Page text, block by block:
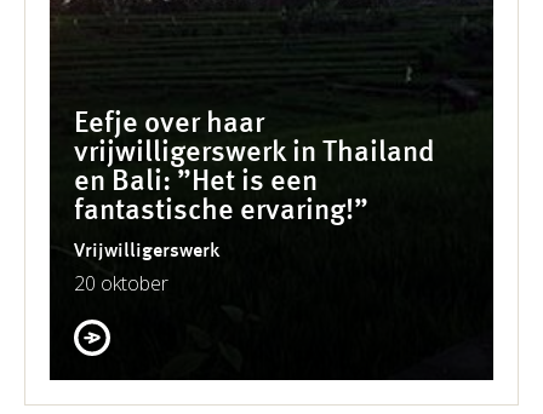
Eefje over haar
vrijwilligerswerk in Thailand
en Bali: ”Het is een
fantastische ervaring!”
Vrijwilligerswerk
20 oktober